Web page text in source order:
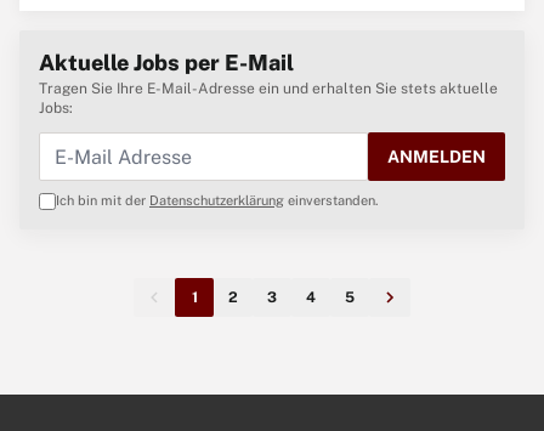
Aktuelle Jobs per E-Mail
Tragen Sie Ihre E-Mail-Adresse ein und erhalten Sie stets aktuelle
Jobs:
ANMELDEN
Ich bin mit der Datenschutzerklärung einverstanden.
1 2 3 4 5